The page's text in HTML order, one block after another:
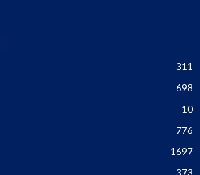
311
698
10
776
1697